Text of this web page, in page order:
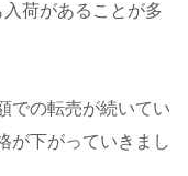
荷があることが多
での転売が続いてい
が下がっていきまし